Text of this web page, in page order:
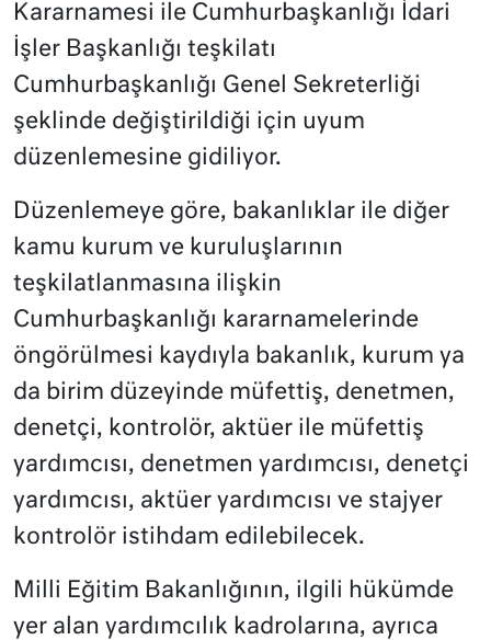
Kararnamesi ile Cumhurbaşkanlığı İdari
İşler Başkanlığı teşkilatı
Cumhurbaşkanlığı Genel Sekreterliği
şeklinde değiştirildiği için uyum
düzenlemesine gidiliyor.
Düzenlemeye göre, bakanlıklar ile diğer
kamu kurum ve kuruluşlarının
teşkilatlanmasına ilişkin
Cumhurbaşkanlığı kararnamelerinde
öngörülmesi kaydıyla bakanlık, kurum ya
da birim düzeyinde müfettiş, denetmen,
denetçi, kontrolör, aktüer ile müfettiş
yardımcısı, denetmen yardımcısı, denetçi
yardımcısı, aktüer yardımcısı ve stajyer
kontrolör istihdam edilebilecek.
Milli Eğitim Bakanlığının, ilgili hükümde
yer alan yardımcılık kadrolarına, ayrıca